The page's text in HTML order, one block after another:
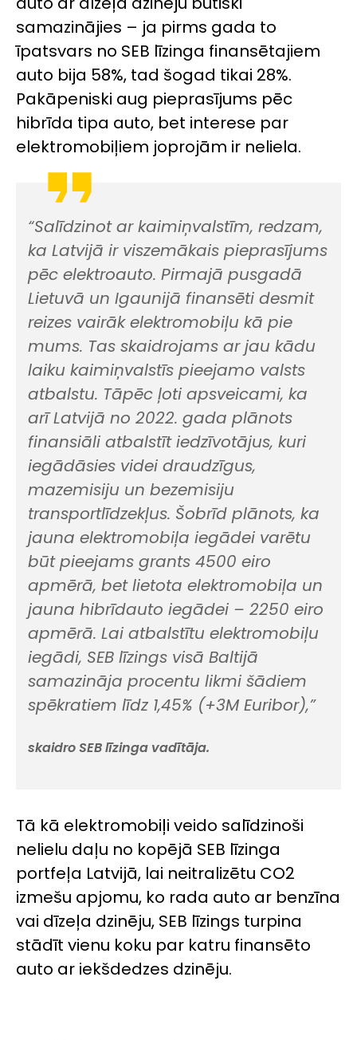
samazinājies – ja pirms gada to
īpatsvars no SEB līzinga finansētajiem
auto bija 58%, tad šogad tikai 28%.
Pakāpeniski aug pieprasījums pēc
hibrīda tipa auto, bet interese par
elektromobiļiem joprojām ir neliela.
“Salīdzinot ar kaimiņvalstīm, redzam,
ka Latvijā ir viszemākais pieprasījums
pēc elektroauto. Pirmajā pusgadā
Lietuvā un Igaunijā finansēti desmit
reizes vairāk elektromobiļu kā pie
mums. Tas skaidrojams ar jau kādu
laiku kaimiņvalstīs pieejamo valsts
atbalstu. Tāpēc ļoti apsveicami, ka
arī Latvijā no 2022. gada plānots
finansiāli atbalstīt iedzīvotājus, kuri
iegādāsies videi draudzīgus,
mazemisiju un bezemisiju
transportlīdzekļus. Šobrīd plānots, ka
jauna elektromobiļa iegādei varētu
būt pieejams grants 4500 eiro
apmērā, bet lietota elektromobiļa un
jauna hibrīdauto iegādei – 2250 eiro
apmērā. Lai atbalstītu elektromobiļu
iegādi, SEB līzings visā Baltijā
samazināja procentu likmi šādiem
spēkratiem līdz 1,45% (+3M Euribor),”
skaidro SEB līzinga vadītāja.
Tā kā elektromobiļi veido salīdzinoši
nelielu daļu no kopējā SEB līzinga
portfeļa Latvijā, lai neitralizētu CO2
izmešu apjomu, ko rada auto ar benzīna
vai dīzeļa dzinēju, SEB līzings turpina
stādīt vienu koku par katru finansēto
auto ar iekšdedzes dzinēju.